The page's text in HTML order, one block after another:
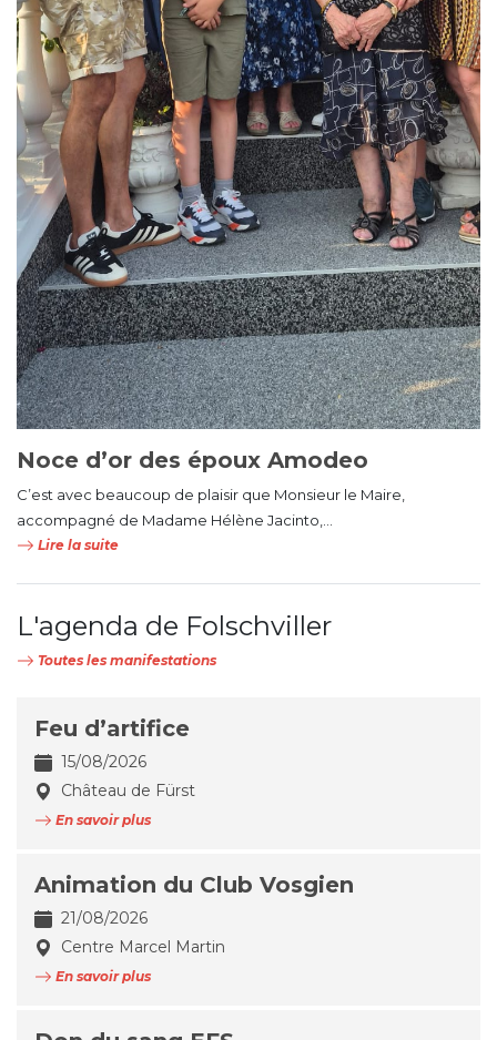
Noce d’or des époux Amodeo
C’est avec beaucoup de plaisir que Monsieur le Maire,
accompagné de Madame Hélène Jacinto,...
Lire la suite
L'agenda de Folschviller
Toutes les manifestations
Feu d’artifice
15/08/2026
Château de Fürst
En savoir plus
Animation du Club Vosgien
21/08/2026
Centre Marcel Martin
En savoir plus